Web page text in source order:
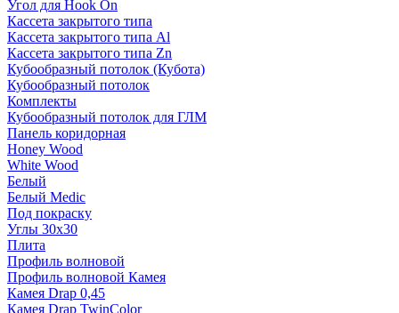
Угол для Hook On
Кассета закрытого типа
Кассета закрытого типа Al
Кассета закрытого типа Zn
Кубообразный потолок (Кубота)
Кубообразный потолок
Комплекты
Кубообразный потолок для ГЛМ
Панель коридорная
Honey Wood
White Wood
Белый
Белый Medic
Под покраску
Углы 30х30
Плита
Профиль волновой
Профиль волновой Камея
Камея Drap 0,45
Камея Drap TwinColor